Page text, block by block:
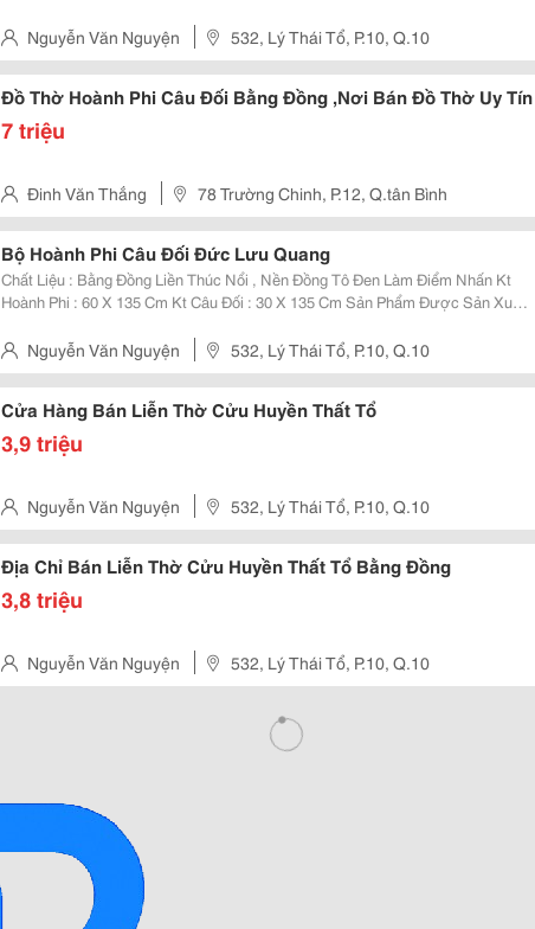
Của Mỗi Người Con. Chất Liệu: Đồng V
Nguyễn Văn Nguyện 532, Lý Thái Tổ, P.10, Q.10
Đồ Thờ Hoành Phi Câu Đối Bằng Đồng ,Nơi Bán Đồ Thờ Uy Tín
7 triệu
Đinh Văn Thắng 78 Trường Chinh, P.12, Q.tân Bình
Bộ Hoành Phi Câu Đối Đức Lưu Quang
Chất Liệu : Bằng Đồng Liền Thúc Nổi , Nền Đồng Tô Đen Làm Điểm Nhấn Kt
Hoành Phi : 60 X 135 Cm Kt Câu Đối : 30 X 135 Cm Sản Phẩm Được Sản Xuất
Một Phần Nội Thất Trong Các Kiế
Nguyễn Văn Nguyện 532, Lý Thái Tổ, P.10, Q.10
Cửa Hàng Bán Liễn Thờ Cửu Huyền Thất Tổ
3,9 triệu
Nguyễn Văn Nguyện 532, Lý Thái Tổ, P.10, Q.10
Địa Chỉ Bán Liễn Thờ Cửu Huyền Thất Tổ Bằng Đồng
3,8 triệu
Nguyễn Văn Nguyện 532, Lý Thái Tổ, P.10, Q.10